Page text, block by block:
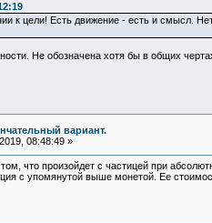
к цели! Есть движение - есть и смысл.
Не обозначена хотя бы в общих
вариант.
08:48:49 »
что произойдет с частицей при
с упомянутой выше монетой. Ее